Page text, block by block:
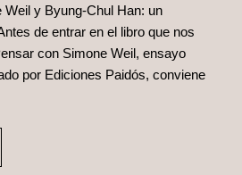
y Byung‑Chul Han: un
de entrar en el libro que nos
con Simone Weil, ensayo
por Ediciones Paidós, conviene